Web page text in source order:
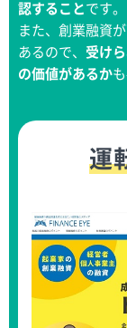
認することです。
また、創業融資
あるので、 受け
の価値があるか
運